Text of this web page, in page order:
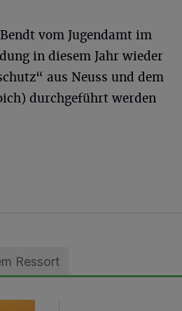
vom Jugendamt im
in diesem Jahr wieder
aus Neuss und dem
durchgeführt werden
Ressort